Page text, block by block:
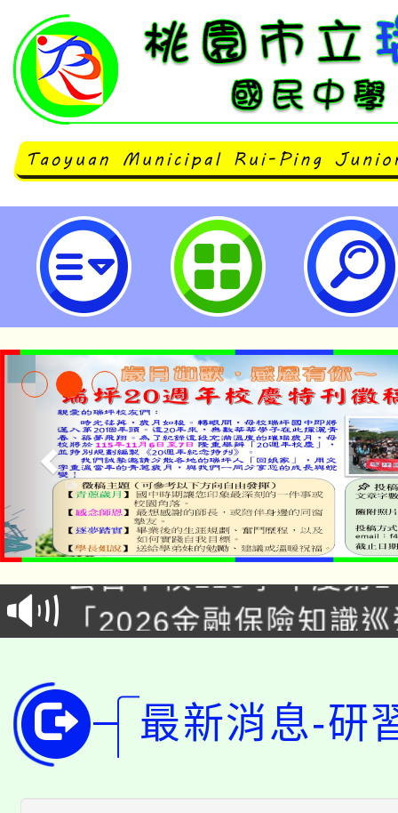
「B5-2生成式AI融入學科領域教
市立瑞坪國民中學
淨零綠領人才培育課程
公告本校115學年度第
代理(課)教師甄選結果
「2026金融保險知識
生本土語及新住民語歌
公告本校115學年度第
代理(課)教師甄選結果(
公告本校115學年度第
代理(課)教師甄選結果(
最新消息-研